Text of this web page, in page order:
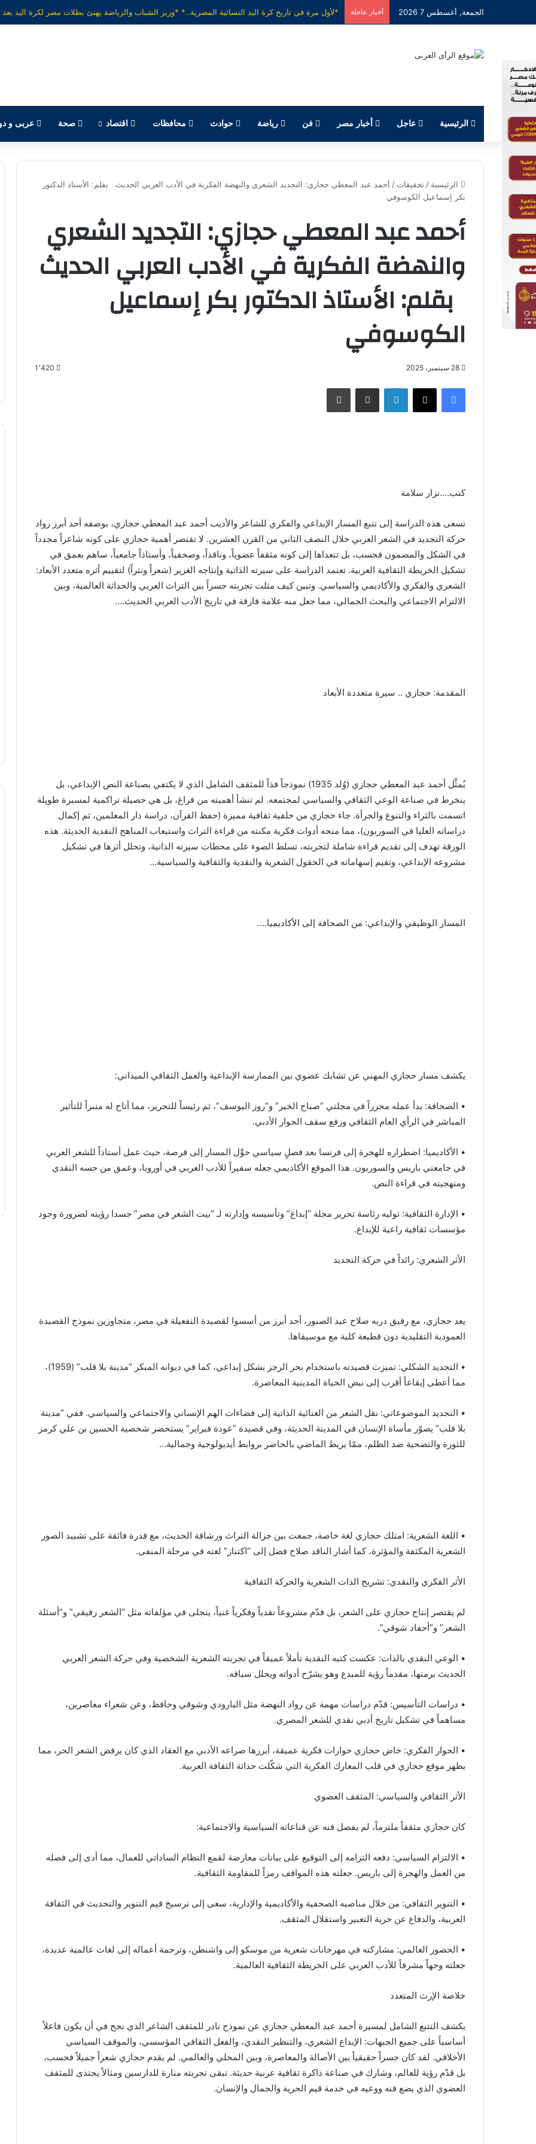
الجمعة, أغسطس 7 2026 أخبار عاجلة
الرئيسية عاجل أخبار مصر فن رياضة حوادث محافظات اقتصاد صحة عربى و
الرئيسية / تحقيقات / أحمد عبد المعطي حجازي: التجديد الشعري والنهضة الفكرية في الأدب العربي الحديث بقلم: الأستاذ الدكتور
بكر إسماعيل الكوسوفي
أحمد عبد المعطي حجازي: التجديد الشعري
والنهضة الفكرية في الأدب العربي الحديث
بقلم: الأستاذ الدكتور بكر إسماعيل
الكوسوفي
28 سبتمبر، 2025 1٬420
فيسبوك X لينكدإن مشاركة عبر البريد طباعة
كتب….نزار سلامة
تسعى هذه الدراسة إلى تتبع المسار الإبداعي والفكري للشاعر والأديب أحمد عبد المعطي حجازي، بوصفه أحد أبرز رواد
حركة التجديد في الشعر العربي خلال النصف الثاني من القرن العشرين. لا تقتصر أهمية حجازي على كونه شاعراً مجدداً
في الشكل والمضمون فحسب، بل تتعداها إلى كونه مثقفاً عضوياً، وناقداً، وصحفياً، وأستاذاً جامعياً، ساهم بعمق في
تشكيل الخريطة الثقافية العربية. تعتمد الدراسة على سيرته الذاتية وإنتاجه الغزير (شعراً ونثراً) لتقييم أثره متعدد الأبعاد:
الشعري والفكري والأكاديمي والسياسي. وتبين كيف مثلت تجربته جسراً بين التراث العربي والحداثة العالمية، وبين
الالتزام الاجتماعي والبحث الجمالي، مما جعل منه علامة فارقة في تاريخ الأدب العربي الحديث….
المقدمة: حجازي .. سيرة متعددة الأبعاد
يُمثِّل أحمد عبد المعطي حجازي (وُلد 1935) نموذجاً فذاً للمثقف الشامل الذي لا يكتفي بصناعة النص الإبداعي، بل
ينخرط في صناعة الوعي الثقافي والسياسي لمجتمعه. لم تنشأ أهميته من فراغ، بل هي حصيلة تراكمية لمسيرة طويلة
اتسمت بالثراء والتنوع والجرأة. جاء حجازي من خلفية ثقافية مميزة (حفظ القرآن، دراسة دار المعلمين، ثم إكمال
دراساته العليا في السوربون)، مما منحه أدوات فكرية مكنته من قراءة التراث واستيعاب المناهج النقدية الحديثة. هذه
الورقة تهدف إلى تقديم قراءة شاملة لتجربته، تسلط الضوء على محطات سيرته الذاتية، وتحلل أثرها في تشكيل
مشروعه الإبداعي، وتقيم إسهاماته في الحقول الشعرية والنقدية والثقافية والسياسية…
المسار الوظيفي والإبداعي: من الصحافة إلى الأكاديميا….
يكشف مسار حجازي المهني عن تشابك عضوي بين الممارسة الإبداعية والعمل الثقافي الميداني:
• الصحافة: بدأ عمله محرراً في مجلتي “صباح الخير” و”روز اليوسف”، ثم رئيساً للتحرير، مما أتاح له منبراً للتأثير
المباشر في الرأي العام الثقافي ورفع سقف الحوار الأدبي.
• الأكاديميا: اضطراره للهجرة إلى فرنسا بعد فصلٍ سياسي حوَّل المسار إلى فرصة، حيث عمل أستاذاً للشعر العربي
في جامعتي باريس والسوربون. هذا الموقع الأكاديمي جعله سفيراً للأدب العربي في أوروبا، وعمق من حسه النقدي
ومنهجيته في قراءة النص.
• الإدارة الثقافية: توليه رئاسة تحرير مجلة “إبداع” وتأسيسه وإدارته لـ “بيت الشعر في مصر” جسدا رؤيته لضرورة وجود
مؤسسات ثقافية راعية للإبداع.
الأثر الشعري: رائداً في حركة التجديد
يعد حجازي، مع رفيق دربه صلاح عبد الصبور، أحد أبرز من أسسوا لقصيدة التفعيلة في مصر، متجاوزين نموذج القصيدة
العمودية التقليدية دون قطيعة كلية مع موسيقاها.
• التجديد الشكلي: تميزت قصيدته باستخدام بحر الرجز بشكل إبداعي، كما في ديوانه المبكر “مدينة بلا قلب” (1959)،
مما أعطى إيقاعاً أقرب إلى نبض الحياة المدينية المعاصرة.
• التجديد الموضوعاتي: نقل الشعر من الغنائية الذاتية إلى فضاءات الهم الإنساني والاجتماعي والسياسي. ففي “مدينة
بلا قلب” يصوّر مأساة الإنسان في المدينة الحديثة، وفي قصيدة “عودة فبراير” يستحضر شخصية الحسين بن علي كرمز
للثورة والتضحية ضد الظلم، ممّا يربط الماضي بالحاضر بروابط أيديولوجية وجمالية…
• اللغة الشعرية: امتلك حجازي لغة خاصة، جمعت بين جزالة التراث ورشاقة الحديث، مع قدرة فائقة على تشييد الصور
الشعرية المكثفة والمؤثرة، كما أشار الناقد صلاح فضل إلى “اكتناز” لغته في مرحلة المنفى.
الأثر الفكري والنقدي: تشريح الذات الشعرية والحركة الثقافية
لم يقتصر إنتاج حجازي على الشعر، بل قدّم مشروعاً نقدياً وفكرياً غنياً، يتجلى في مؤلفاته مثل “الشعر رفيقي” و”أسئلة
الشعر” و”أحفاد شوقي”.
• الوعي النقدي بالذات: عكست كتبه النقدية تأملاً عميقاً في تجربته الشعرية الشخصية وفي حركة الشعر العربي
الحديث برمتها، مقدماً رؤية للمبدع وهو يشرّح أدواته ويحلل سياقه.
• دراسات التأسيس: قدّم دراسات مهمة عن رواد النهضة مثل البارودي وشوقي وحافظ، وعن شعراء معاصرين،
مساهماً في تشكيل تاريخ أدبي نقدي للشعر المصري.
• الحوار الفكري: خاض حجازي حوارات فكرية عميقة، أبرزها صراعه الأدبي مع العقاد الذي كان يرفض الشعر الحر، مما
يظهر موقع حجازي في قلب المعارك الفكرية التي شكّلت حداثة الثقافة العربية.
الأثر الثقافي والسياسي: المثقف العضوي
كان حجازي مثقفاً ملتزماً، لم يفصل فنه عن قناعاته السياسية والاجتماعية:
• الالتزام السياسي: دفعه التزامه إلى التوقيع على بيانات معارضة لقمع النظام الساداتي للعمال، مما أدى إلى فصله
من العمل والهجرة إلى باريس. جعلته هذه المواقف رمزاً للمقاومة الثقافية.
• التنوير الثقافي: من خلال مناصبه الصحفية والأكاديمية والإدارية، سعى إلى ترسيخ قيم التنوير والتحديث في الثقافة
العربية، والدفاع عن حرية التعبير واستقلال المثقف.
• الحضور العالمي: مشاركته في مهرجانات شعرية من موسكو إلى واشنطن، وترجمة أعماله إلى لغات عالمية عديدة،
جعلته وجهاً مشرفاً للأدب العربي على الخريطة الثقافية العالمية.
خلاصة الإرث المتعدد
يكشف التتبع الشامل لمسيرة أحمد عبد المعطي حجازي عن نموذج نادر للمثقف الشاعر الذي نجح في أن يكون فاعلاً
أساسياً على جميع الجبهات: الإبداع الشعري، والتنظير النقدي، والفعل الثقافي المؤسسي، والموقف السياسي
الأخلاقي. لقد كان جسراً حقيقياً بين الأصالة والمعاصرة، وبين المحلي والعالمي. لم يقدم حجازي شعراً جميلاً فحسب،
بل قدّم رؤية للعالم، وشارك في صناعة ذاكرة ثقافية عربية حديثة. تبقى تجربته منارة للدارسين ومثالاً يحتذى للمثقف
العضوي الذي يضع فنه ووعيه في خدمة قيم الحرية والجمال والإنسان.